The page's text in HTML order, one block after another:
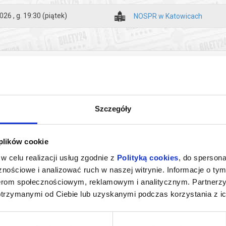
Szczegóły
cookie
celu realizacji usług zgodnie z Polityką cookies, do
i analizować ruch w naszej witrynie. Informacje o
społecznościowym, reklamowym i analitycznym.
od Ciebie lub uzyskanymi podczas korzystania z
symfonicznym Don Juan (1888), słusznie uznanym za manifest
ile bohaterem tragicznym: bezskutecznie szuka kobiety
fortepianowym a-moll z pewnością tak. Nie ma w nim niczego
ekstatyczna radość przedzielona momentami
dzieł swojego gatunku.
koncertu (łącznie z przerwą): ok. 110 minut
w Bilety24. W przypadku odwołania wydarzenia,
adres e-mail, podany podczas zakupu.
, g. 19:30 (piątek) NOSPR w Katowicach
info
WAKACYJNE ZWIEDZANIE
ZAKAMARKÓW NOSPR
14.08.2026, Katowice
info